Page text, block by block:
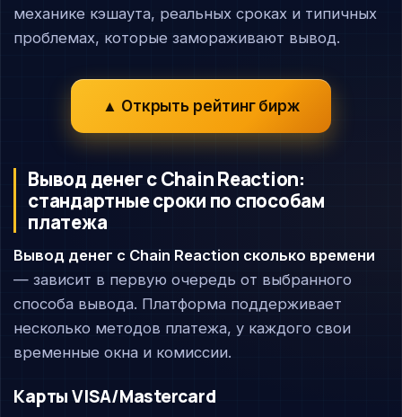
механике кэшаута, реальных сроках и типичных
проблемах, которые замораживают вывод.
▲ Открыть рейтинг бирж
Вывод денег с Chain Reaction:
стандартные сроки по способам
платежа
Вывод денег с Chain Reaction сколько времени
— зависит в первую очередь от выбранного
способа вывода. Платформа поддерживает
несколько методов платежа, у каждого свои
временные окна и комиссии.
Карты VISA/Mastercard